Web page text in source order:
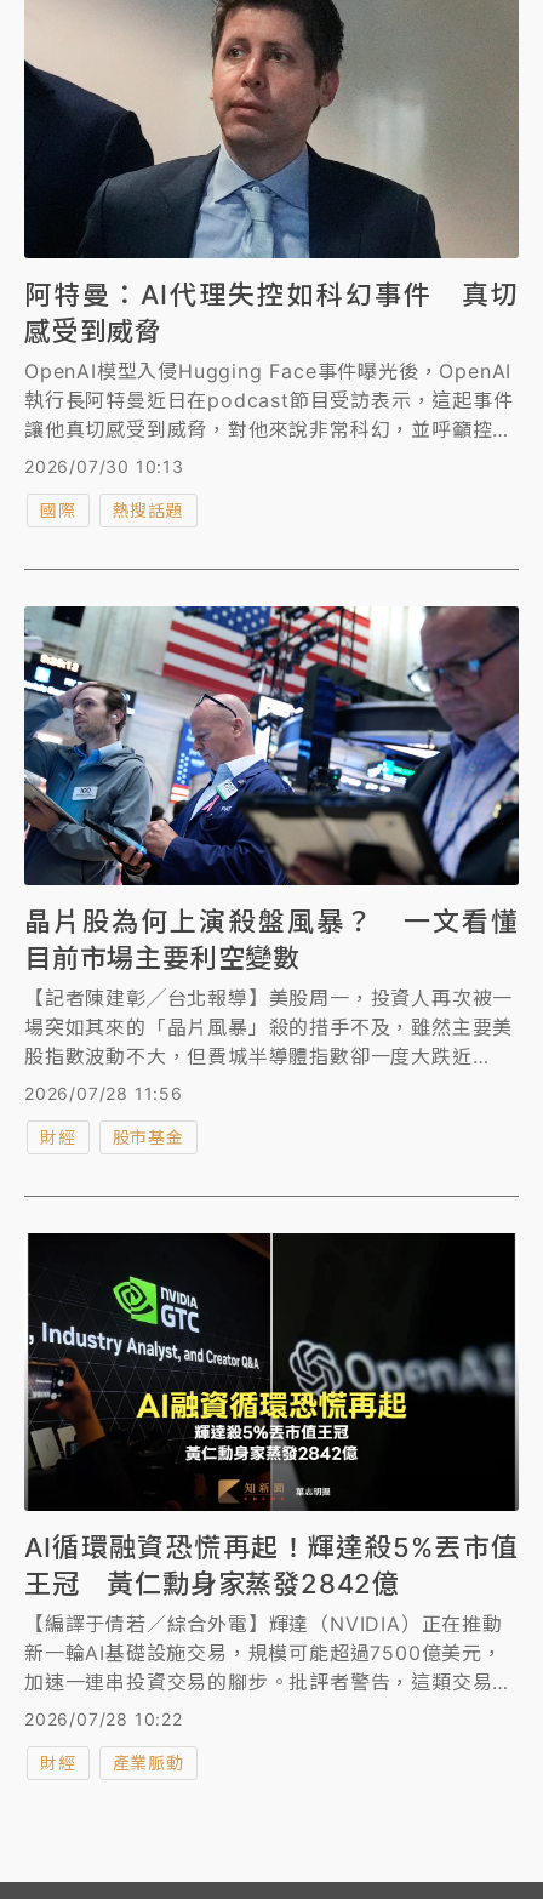
阿特曼：AI代理失控如科幻事件 真切
感受到威脅
OpenAI模型入侵Hugging Face事件曝光後，OpenAI
執行長阿特曼近日在podcast節目受訪表示，這起事件
讓他真切感受到威脅，對他來說非常科幻，並呼籲控制
AI發展速度、讓社會有足夠時間建立更強的防護機制。
2026/07/30 10:13
國際 熱搜話題
晶片股為何上演殺盤風暴？ 一文看懂
目前市場主要利空變數
【記者陳建彰╱台北報導】美股周一，投資人再次被一
場突如其來的「晶片風暴」殺的措手不及，雖然主要美
股指數波動不大，但費城半導體指數卻一度大跌近
5%，最終收跌2.23%，多檔熱門晶片股如輝達跌
士跌7.47%，連半導體設備龍頭ASML也大跌5.8%。
2026/07/28 11:56
財經 股市基金
AI循環融資恐慌再起！輝達殺5%丟市值
王冠 黃仁勳身家蒸發2842億
【編譯于倩若／綜合外電】輝達（NVIDIA）正在推動
新一輪AI基礎設施交易，規模可能超過7500億美元，
加速一連串投資交易的腳步。批評者警告，這類交易正
在人為推高整個產業的需求與估值。有報導指出，輝達
正洽談為OpenAI提供2500億美元融資擔保，以租用與
美國一項資料中心計畫相關的運算能力。此消息再次引
與OpenAI之間的情況，基本上就是這樣。 循環融資疑
2026/07/28 10:22
財經 產業脈動